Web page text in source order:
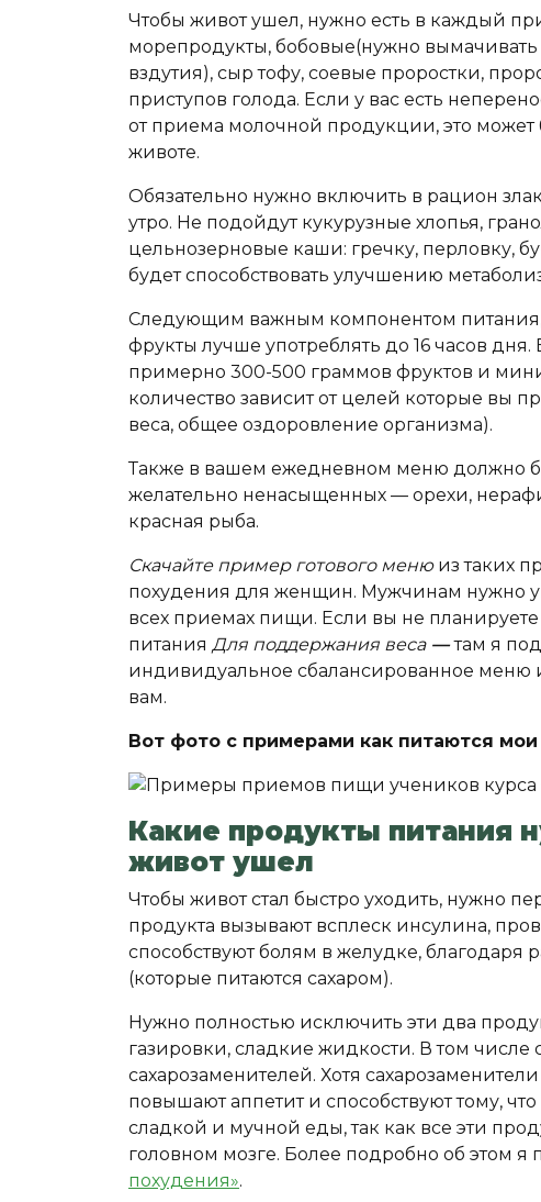
Чтобы живот ушел, нужно есть в каждый
морепродукты, бобовые(нужно
вздутия), сыр тофу, соевые проростки,
приступов голода. Если у вас есть
от приема молочной продукции, это может
животе.
Обязательно нужно включить в рацион
утро. Не подойдут кукурузные хлопья,
цельнозерновые каши: гречку, перловку,
будет способствовать улучшению
Следующим важным компонентом
фрукты лучше употреблять до 16 часов
примерно 300-500 граммов фруктов и
количество зависит от целей которые вы
веса, общее оздоровление организма).
Также в вашем ежедневном меню должно
желательно ненасыщенных — орехи,
красная рыба.
Скачайте пример готового менюиз таких
похудения для женщин. Мужчинам нужно
всех приемах пищи. Если вы не
питания Для поддержания веса—там я
индивидуальное сбалансированное меню
вам.
Вот фото с примерами как питаются мои
Какие продукты питания
живот ушел
Чтобы живот стал быстро уходить, нужно
продукта вызывают всплеск инсулина,
способствуют болям в желудке, благодаря
(которые питаются сахаром).
Нужно полностью исключить эти два
газировки, сладкие жидкости. В том числе
сахарозаменителей. Хотя
повышают аппетит и способствуют тому,
сладкой и мучной еды, так как все эти
головном мозге. Более подробно об этом я
похудения».